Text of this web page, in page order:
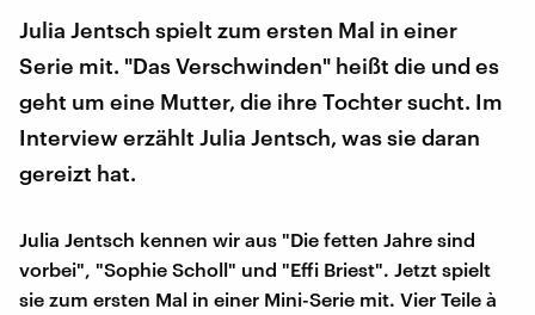
Julia Jentsch spielt zum ersten Mal in einer
Serie mit. "Das Verschwinden" heißt die und es
geht um eine Mutter, die ihre Tochter sucht. Im
Interview erzählt Julia Jentsch, was sie daran
gereizt hat.
Julia Jentsch kennen wir aus "Die fetten Jahre sind
vorbei", "Sophie Scholl" und "Effi Briest". Jetzt spielt
sie zum ersten Mal in einer Mini-Serie mit. Vier Teile à